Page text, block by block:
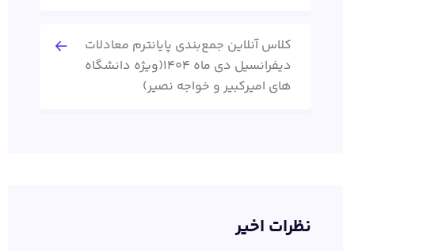
کلاس آنلاین جمع‌بندی پایانترم معادلات
دیفرانسیل دی ماه 1404(ویژه دانشگاه
های امیرکبیر و خواجه نصیر)
نظرات اخیر